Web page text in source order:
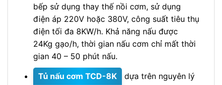
bếp sử dụng thay thế nồi cơm, sử dụng
điện áp 220V hoặc 380V, công suất tiêu thụ
điện tối đa 8KW/h. Khả năng nấu được
24Kg gạo/h, thời gian nấu cơm chỉ mất thời
gian 40 – 50 phút nấu.
Tủ nấu cơm TCD-8K
dựa trên nguyên lý